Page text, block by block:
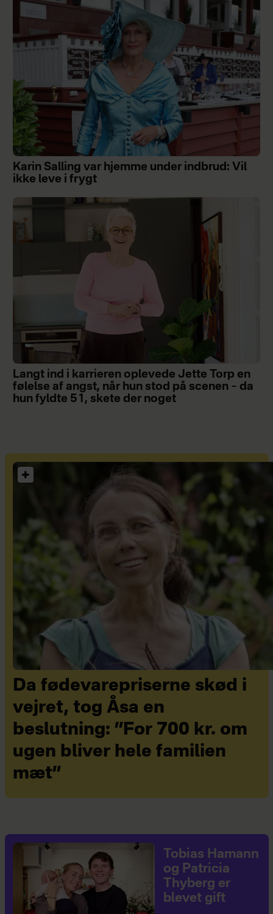
Karin Salling var hjemme under indbrud: Vil
ikke leve i frygt
Langt ind i karrieren oplevede Jette Torp en
følelse af angst, når hun stod på scenen – da
hun fyldte 51, skete der noget
Da fødevarepriserne skød i
vejret, tog Åsa en
beslutning: ”For 700 kr. om
ugen bliver hele familien
mæt”
Tobias Hamann
og Patricia
Thyberg er
blevet gift